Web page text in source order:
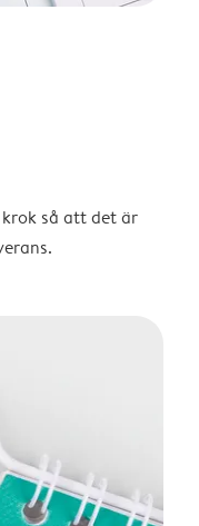
så att det är